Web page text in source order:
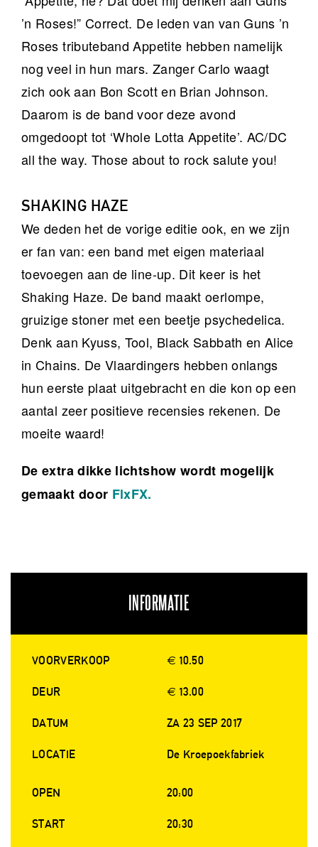
’n Roses!” Correct. De leden van van Guns ’n
Roses tributeband Appetite hebben namelijk
nog veel in hun mars. Zanger Carlo waagt
zich ook aan Bon Scott en Brian Johnson.
Daarom is de band voor deze avond
omgedoopt tot ‘Whole Lotta Appetite’. AC/DC
all the way. Those about to rock salute you!
SHAKING HAZE
We deden het de vorige editie ook, en we zijn
er fan van: een band met eigen materiaal
toevoegen aan de line-up. Dit keer is het
Shaking Haze. De band maakt oerlompe,
gruizige stoner met een beetje psychedelica.
Denk aan Kyuss, Tool, Black Sabbath en Alice
in Chains. De Vlaardingers hebben onlangs
hun eerste plaat uitgebracht en die kon op een
aantal zeer positieve recensies rekenen. De
moeite waard!
De extra dikke lichtshow wordt mogelijk
gemaakt door FlxFX.
INFORMATIE
VOORVERKOOP € 10.50
DEUR € 13.00
DATUM ZA 23 SEP 2017
LOCATIE De Kroepoekfabriek
OPEN 20:00
START 20:30